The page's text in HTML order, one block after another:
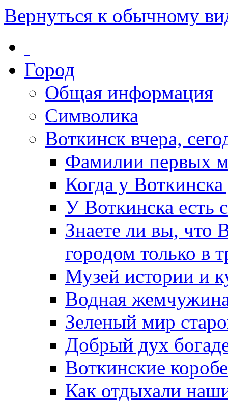
Вернуться к обычному
Город
Общая информация
Символика
Воткинск вчера,
Фамилии первых
Когда у
У Воткинска есть
Знаете ли вы, что
городом только в
Музей истории и
Водная
Зеленый мир
Добрый дух
Воткинские
Как отдыхали